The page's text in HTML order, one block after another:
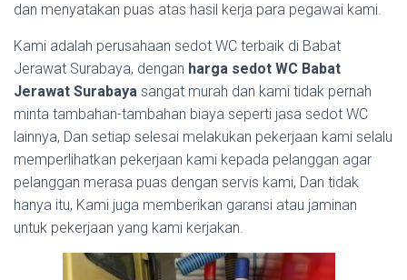
dan menyatakan puas atas hasil kerja para pegawai kami.
Kami adalah perusahaan sedot WC terbaik di Babat
Jerawat Surabaya, dengan harga sedot WC Babat
Jerawat Surabaya sangat murah dan kami tidak pernah
minta tambahan-tambahan biaya seperti jasa sedot WC
lainnya, Dan setiap selesai melakukan pekerjaan kami selalu
memperlihatkan pekerjaan kami kepada pelanggan agar
pelanggan merasa puas dengan servis kami, Dan tidak
hanya itu, Kami juga memberikan garansi atau jaminan
untuk pekerjaan yang kami kerjakan.